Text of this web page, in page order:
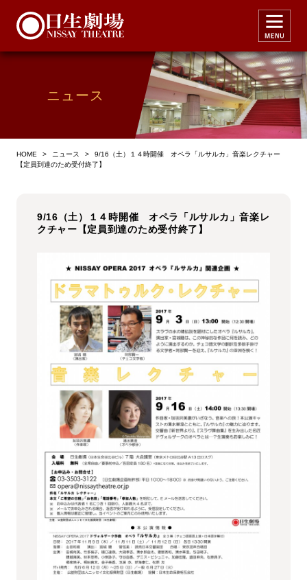
ニュース
HOME > ニュース >
9/16（土）１４時開催 オペラ「ルサルカ」音楽レクチャー
【定員到達のため受付終了】
9/16（土）１４時開催 オペラ「ルサルカ」音楽レ
クチャー【定員到達のため受付終了】